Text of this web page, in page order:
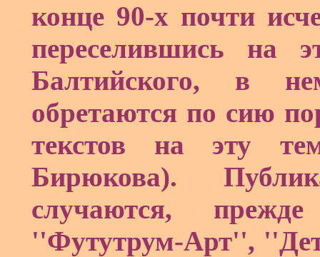
конце 90-х почти
переселившись на
Балтийского, в
обретаются по сию
текстов на эту
Бирюкова).
случаются,
''Футутрум-Арт'',